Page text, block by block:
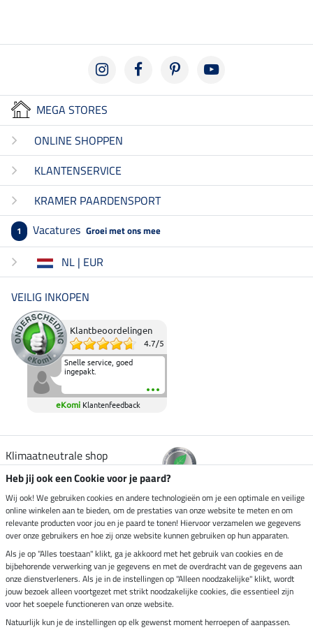
MEGA STORES
ONLINE SHOPPEN
KLANTENSERVICE
KRAMER PAARDENSPORT
1 Vacatures Groei met ons mee
NL | EUR
VEILIG INKOPEN
Klantbeoordelingen
4.7/5
Snelle service, goed
ingepakt.
eKomi Klantenfeedback
Klimaatneutrale shop
Verzending per
Veilig betalen met
Impressum
Heb jij ook een Cookie voor je paard?
Wij ook! We gebruiken cookies en andere technologieën om je een optimale en veilige
online winkelen aan te bieden, om de prestaties van onze website te meten en om
relevante producten voor jou en je paard te tonen! Hiervoor verzamelen we gegevens
over onze gebruikers en hoe zij onze website kunnen gebruiken op hun apparaten.
Als je op "Alles toestaan" klikt, ga je akkoord met het gebruik van cookies en de
bijbehorende verwerking van je gegevens en met de overdracht van de gegevens aan
onze dienstverleners. Als je in de instellingen op "Alleen noodzakelijke" klikt, wordt
jouw bezoek alleen voortgezet met strikt noodzakelijke cookies, die essentieel zijn
voor het soepele functioneren van onze website.
Natuurlijk kun je de instellingen op elk gewenst moment herroepen of aanpassen.